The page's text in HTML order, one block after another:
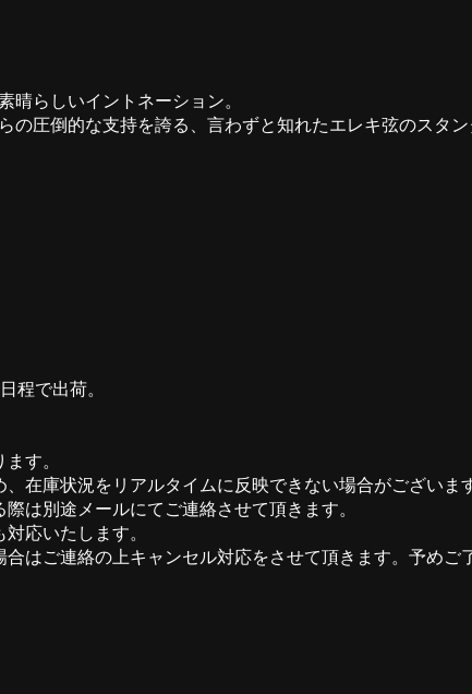
晴らしいイントネーション。
の圧倒的な支持を誇る、言わずと知れたエレキ弦のスタン
程で出荷。
す。
在庫状況をリアルタイムに反映できない場合がございます
は別途メールにてご連絡させて頂きます。
応いたします。
はご連絡の上キャンセル対応をさせて頂きます。予めご